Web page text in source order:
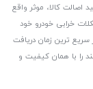
کالا، موثر واقع
خرابی خودرو خود
ترین زمان دریافت
را با همان کیفیت و